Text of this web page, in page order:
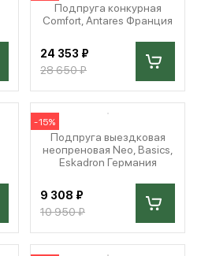
Подпруга конкурная
Comfort, Antares Франция
24 353 ₽
28 650 ₽
-15%
Подпруга выездковая
неопреновая Neo, Basics,
Eskadron Германия
9 308 ₽
10 950 ₽